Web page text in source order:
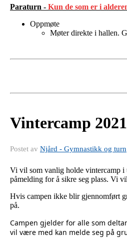
Paraturn - Kun de som er i
Oppmøte
Møter direkte i hallen.
Vintercamp
Postet av Njård - Gymnastikk og turn
Vi vil som vanlig holde vintercamp i
påmelding for å sikre seg plass. Vi
Hvis campen ikke blir gjennomført
på.
Campen gjelder for alle som
vil være med kan melde seg på